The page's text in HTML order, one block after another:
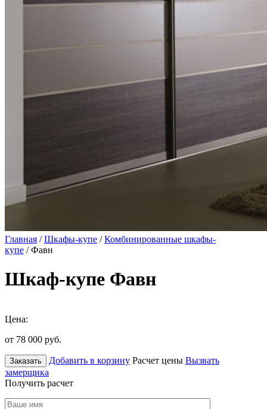
Главная /Шкафы-купе /Комбинированные шкафы-
купе / Фавн
Шкаф-купе Фавн
Цена:
от 78 000 руб.
Заказать Добавить в корзину Расчет цены Вызвать
замерщика
Получить расчет